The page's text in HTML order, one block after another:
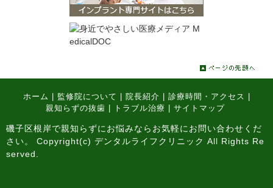
ホーム 監修院について 院長紹介 診療時間・アクセス
親知らずの抜歯
トラブル治療 サイトマップ
磯子区根岸で親知らずにお悩みならお気軽にお問い合わせくだ
さい。 Copyright(c) デンタルライフクリニック All Rights Re
served.